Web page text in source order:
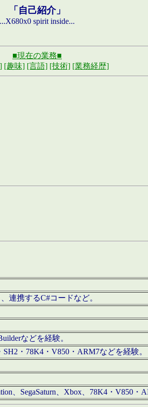
「自己紹介」
...X680x0 spirit inside...
■現在の業務■
[趣味] [言語] [技術] [業務経歴]
連携するC#コードなど。
などを経験。
・78K4・V850・ARM7などを経験。
、SegaSaturn、Xbox、78K4・V850・